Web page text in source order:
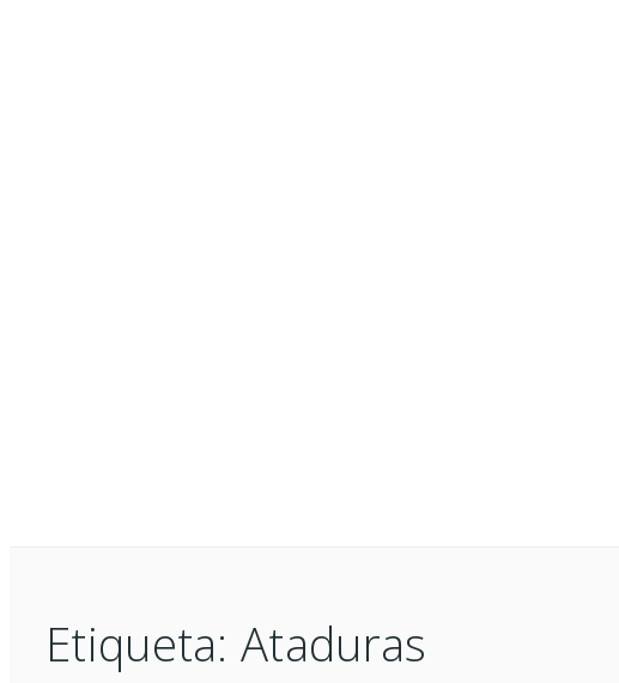
Etiqueta:Ataduras